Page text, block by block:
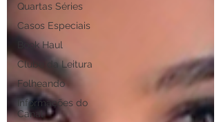
Quartas Séries
Casos Especiais
Book Haul
Clube da Leitura
Folheando
Informações do
Canal